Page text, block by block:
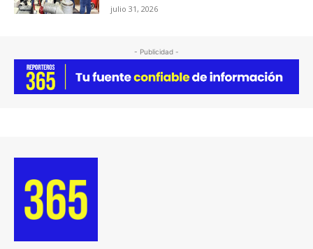
julio 31, 2026
- Publicidad -